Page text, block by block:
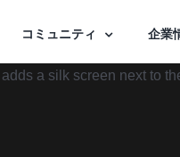
コミュニティ 企業
a silk screen next to